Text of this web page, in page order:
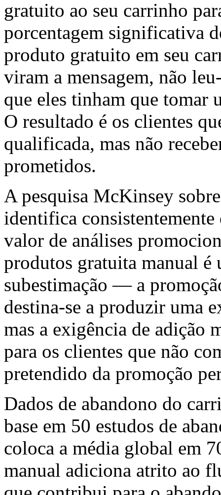
gratuito ao seu carrinho
porcentagem significativa
produto gratuito em seu
viram a mensagem, não
que eles tinham que tomar
O resultado é os clientes
qualificada, mas não
prometidos.
A pesquisa McKinsey
identifica
valor de análises
produtos gratuita manual é
subestimação — a
destina-se a produzir uma
mas a exigência de adição
para os clientes que não
pretendido da promoção
Dados de abandono do
base em 50 estudos de
coloca a média global em
manual adiciona atrito ao